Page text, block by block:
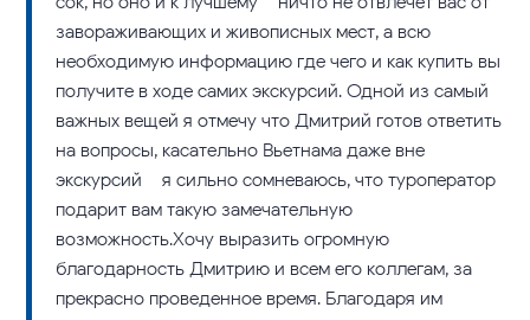
завораживающих и живописных мест, а всю
необходимую информацию где чего и как купить вы
получите в ходе самих экскурсий. Одной из самый
важных вещей я отмечу что Дмитрий готов ответить
на вопросы, касательно Вьетнама даже вне
экскурсий – я сильно сомневаюсь, что туроператор
подарит вам такую замечательную
возможность.Хочу выразить огромную
благодарность Дмитрию и всем его коллегам, за
прекрасно проведенное время. Благодаря им